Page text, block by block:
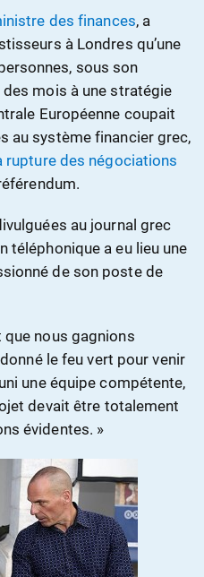
des finances, a
à Londres qu’une
sous son
mois à une stratégie
Européenne coupait
au système financier grec,
rupture des négociations
au journal grec
téléphonique a eu lieu une
de son poste de
que nous gagnions
donné le feu vert pour venir
une équipe compétente,
devait être totalement
évidentes. »